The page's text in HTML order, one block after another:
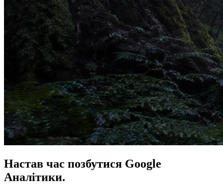
Настав час позбутися Google
Аналітики.